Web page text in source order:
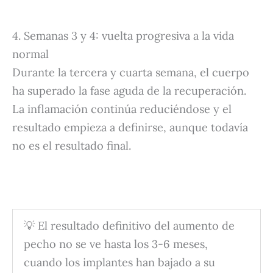
4. Semanas 3 y 4: vuelta progresiva a la vida
normal
Durante la tercera y cuarta semana, el cuerpo
ha superado la fase aguda de la recuperación.
La inflamación continúa reduciéndose y el
resultado empieza a definirse, aunque todavía
no es el resultado final.
💡 El resultado definitivo del aumento de
pecho no se ve hasta los 3-6 meses,
cuando los implantes han bajado a su